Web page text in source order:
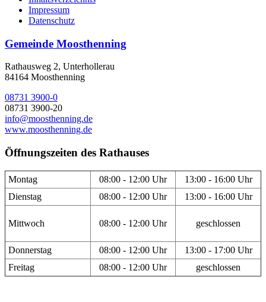
Impressum
Datenschutz
Gemeinde Moosthenning
Rathausweg 2, Unterhollerau
84164 Moosthenning
08731 3900-0
08731 3900-20
info@moosthenning.de
www.moosthenning.de
Öffnungszeiten des Rathauses
Montag 08:00 - 12:00 Uhr
13:00 - 16:00 Uhr
Dienstag
08:00 - 12:00 Uhr 13:00 - 16:00 Uhr
Mittwoch 08:00 - 12:00 Uhr geschlossen
Donnerstag 08:00 - 12:00 Uhr
13:00 - 17:00 Uhr
Freitag
08:00 - 12:00 Uhr geschlossen